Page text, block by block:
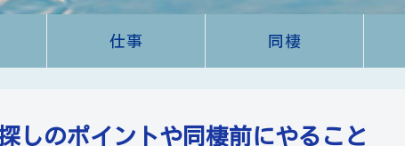
仕事 同棲
しのポイントや同棲前にやること